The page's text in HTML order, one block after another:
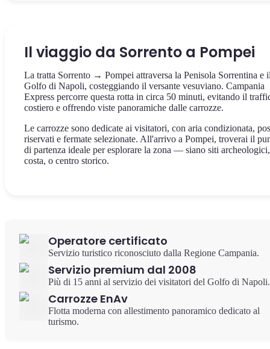
Il viaggio da Sorrento a Pompei
La tratta Sorrento → Pompei attraversa la Penisola Sorrentina e
Golfo di Napoli, costeggiando il versante vesuviano. Campania
Express percorre questa rotta in circa 50 minuti, evitando il
costiero e offrendo viste panoramiche dalle carrozze.
Le carrozze sono dedicate ai visitatori, con aria condizionata,
riservati e fermate selezionate. All'arrivo a Pompei, troverai il
di partenza ideale per esplorare la zona — siano siti archeologici,
costa, o centro storico.
Operatore certificato
Servizio turistico riconosciuto dalla Regione Campania.
Servizio premium dal 2008
Più di 15 anni al servizio dei visitatori del Golfo di Napoli.
Carrozze EnAv
Flotta moderna con allestimento panoramico dedicato al
turismo.